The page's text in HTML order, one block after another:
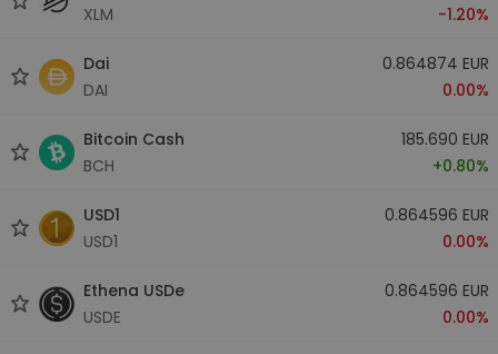
XLM
-1.20%
Dai
DAI
0.864874 EUR
0.00%
Bitcoin Cash
BCH
185.690 EUR
+0.80%
USD1
USD1
0.864596 EUR
0.00%
Ethena USDe
USDE
0.864596 EUR
0.00%